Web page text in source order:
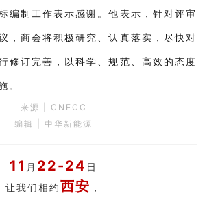
编制工作表示感谢。他表示，针对评审
，商会将积极研究、认真落实，尽快对
修订完善，以科学、规范、高效的态度
。
来源 | CNECC
编辑 | 中华新能源
11 月 22-24 日
让我们相约西安 ，